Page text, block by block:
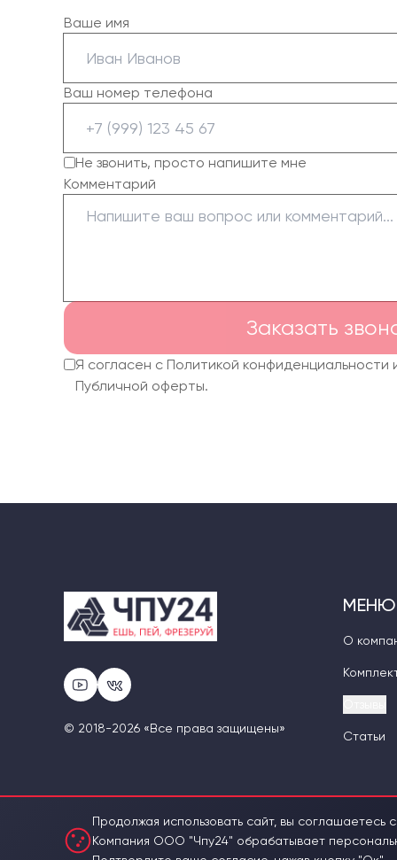
Ваше имя
Ваш номер телефона
Не звонить, просто напишите мне
Комментарий
Заказать
Я согласен с Политикой конфиденциальности
Публичной оферты.
© 2018-2026 «Все права защищены»
МЕНЮ
О
Статьи
Продолжая использовать сайт, вы соглашаетесь
Компания ООО "Чпу24" обрабатывает